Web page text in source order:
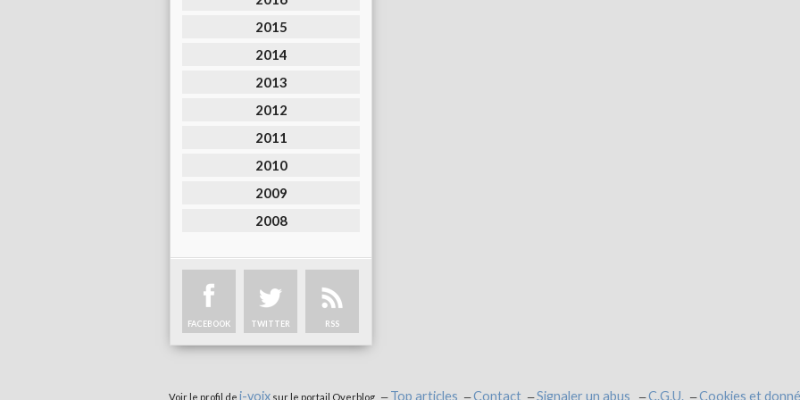
2015
2014
2013
2012
2011
2010
2009
2008
FACEBOOK TWITTER RSS
Voir le profil de i-voixsur le portail Overblog Top articles Contact Signaler un abus C.G.U. Cookies et